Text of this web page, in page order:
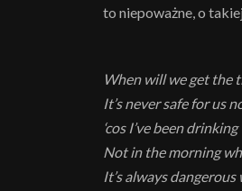
to niepoważne, o
When will we get the
It’s never safe for us
‘cos I’ve been drinking
Not in the morning
It’s always